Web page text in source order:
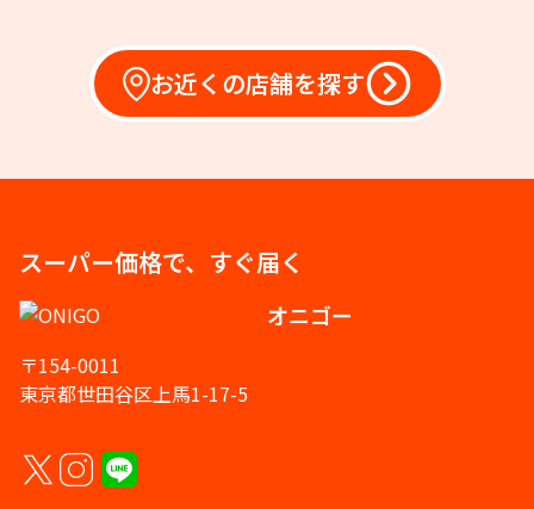
お近くの店舗を探す
スーパー価格で、すぐ届く
オニゴー
〒154-0011
東京都世田谷区上馬1-17-5